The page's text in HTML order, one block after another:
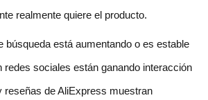
realmente quiere el producto.
búsqueda está aumentando o es estable
redes sociales están ganando interacción
reseñas de AliExpress muestran